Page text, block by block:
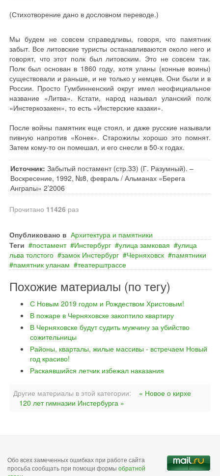
(Стихотворение дано в дословном переводе.)
Мы будем не совсем справедливы, говоря, что памятник
забыт. Все литовские туристы останавливаются около него и
говорят, что этот полк был литовским. Это не совсем так.
Полк был основан в 1860 году, хотя уланы (конные воины)
существовали и раньше, и не только у немцев. Они были и в
России. Просто Гумбинненский округ имел неофициальное
название «Литва». Кстати, народ называл уланский полк
«Инстеркозакен», то есть «Инстерские казаки».
После войны памятник еще стоял, и даже русские называли
пивную напротив «Конек». Старожилы хорошо это помнят.
Затем кому-то он помешал, и его снесли в 50-х годах.
Источник: Забытый постамент (стр.33) (Г. Разумный). –
Воскресение, 1992, №8, февраль / Альманах «Берега
Анграпы» 2’2006
Прочитано 11426 раз
Опубликовано в Архитектура и памятники
Теги
постамент Инстербург улица замковая
улица
льва толстого
замок Инстербург Черняховск
памятники
памятник уланам
театерштрассе
Похожие материалы (по тегу)
С Новым 2019 годом и Рождеством Христовым!
В пожаре в Черняховске закоптило квартиру
В Черняховске будут судить мужчину за убийство
сожительницы
Районы, кварталы, жилые массивы - встречаем Новый
год красиво!
Раскаявшийся летчик избежал наказания
Другие материалы в этой категории:
« Новое о кирхе
120 лет гимназии Инстербурга »
Обо всех замеченных ошибках при работе сайта
просьба сообщать при помощи формы обратной